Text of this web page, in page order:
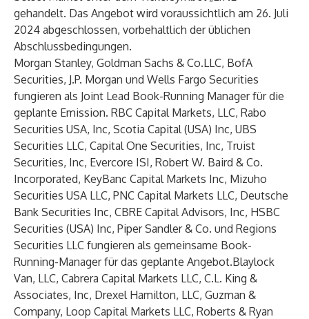
gehandelt. Das Angebot wird voraussichtlich am 26. Juli
2024 abgeschlossen, vorbehaltlich der üblichen
Abschlussbedingungen.
Morgan Stanley, Goldman Sachs & Co.LLC, BofA
Securities, J.P. Morgan und Wells Fargo Securities
fungieren als Joint Lead Book-Running Manager für die
geplante Emission. RBC Capital Markets, LLC, Rabo
Securities USA, Inc, Scotia Capital (USA) Inc, UBS
Securities LLC, Capital One Securities, Inc, Truist
Securities, Inc, Evercore ISI, Robert W. Baird & Co.
Incorporated, KeyBanc Capital Markets Inc, Mizuho
Securities USA LLC, PNC Capital Markets LLC, Deutsche
Bank Securities Inc, CBRE Capital Advisors, Inc, HSBC
Securities (USA) Inc, Piper Sandler & Co. und Regions
Securities LLC fungieren als gemeinsame Book-
Running-Manager für das geplante Angebot.Blaylock
Van, LLC, Cabrera Capital Markets LLC, C.L. King &
Associates, Inc, Drexel Hamilton, LLC, Guzman &
Company, Loop Capital Markets LLC, Roberts & Ryan